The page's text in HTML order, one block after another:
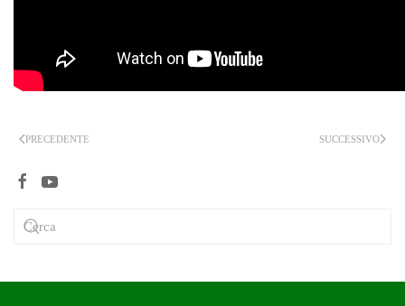
PRECEDENTE SUCCESSIVO